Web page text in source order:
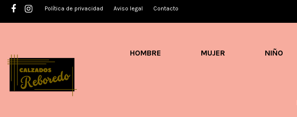
Política de privacidad Aviso legal Contacto
HOMBRE MUJER NIÑO